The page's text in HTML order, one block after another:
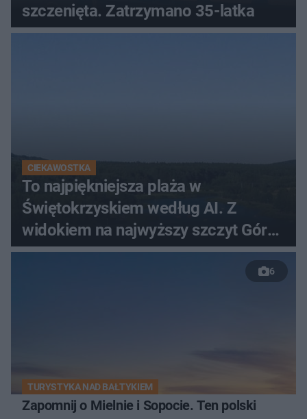
szczenięta. Zatrzymano 35-latka
CIEKAWOSTKA
To najpiękniejsza plaża w
Świętokrzyskiem według AI. Z
widokiem na najwyższy szczyt Gór
Świętokrzyskich
6
TURYSTYKA NAD BAŁTYKIEM
Zapomnij o Mielnie i Sopocie. Ten polski